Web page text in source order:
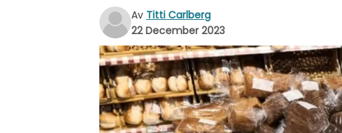
Av Titti Carlberg
22 December 2023